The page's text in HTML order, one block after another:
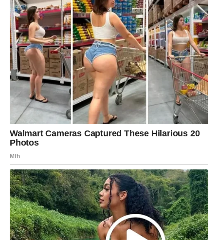
Nova sedmica može doneti i trenutke razmišljanja o
budućnosti. Devica je znak koji voli da ima plan, ali
ponekad previše analizira svaku mogućnost.
Ova sedmica može biti trenutak kada ćete shvatiti da ne
morate imati sve odgovore odmah. Ponekad je dovoljno
napraviti mali korak i dozvoliti da se stvari razvijaju
prirodnim tokom.
PORUKA ZA DEVICU
Nova sedmica donosi poruku da je vreme da verujete u
sebe i u sve ono što ste do sada postigli. Devica često
vidi svoje greške mnogo jasnije nego svoje uspehe, ali
upravo sada dolazi period kada će shvatiti koliko je
zapravo postigla.